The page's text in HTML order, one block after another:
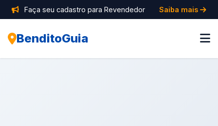
Faça seu cadastro para Revendedor Saiba mais
BenditoGuia